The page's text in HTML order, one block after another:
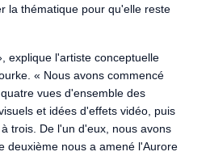
la thématique pour qu'elle reste
explique l'artiste conceptuelle
« Nous avons commencé
vues d'ensemble des
et idées d'effets vidéo, puis
trois. De l'un d'eux, nous avons
deuxième nous a amené l'Aurore